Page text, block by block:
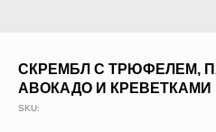
СКРЕМБЛ С ТРЮФЕЛЕМ,
АВОКАДО И КРЕВЕТКАМИ
SKU: